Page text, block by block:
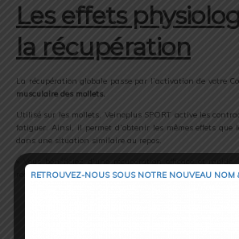
Les effets
la récupération
La récupération globale passe par l’activation de votre
musculaire des mollets.
Utilisé sur les mollets, Veinoplus SPORT active les
fatiguer. Ainsi, il permet d’obtenir les mêmes effets que
dans une situation similaire au repos.
« Vous bénéficiez d’une récupération efficace et
récupération active… »
RETROUVEZ-NOUS SOUS NOTRE NOUVEAU NOM